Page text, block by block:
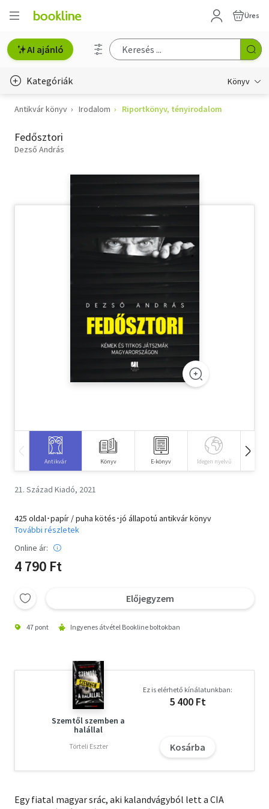
Üres
AI ajánló
Kategóriák Könyv
Életmód, egészség
Erotika
Tankönyv, segédkönyv
Antikvár könyv Irodalom Riportkönyv, tényirodalom
Fedősztori
Dezső András
Antikvár Könyv E-könyv Idegen nyelvű
21. Század Kiadó, 2021
425 oldal･papír / puha kötés･jó állapotú antikvár könyv
További részletek
Online ár:
4 790 Ft
Előjegyzem
47 pont Ingyenes átvétel Bookline boltokban
Szemtől szemben a
halállal
Törteli Eszter
Ez is elérhető kínálatunkban:
5 400 Ft
Kosárba
Egy fiatal magyar srác, aki kalandvágyból lett a CIA